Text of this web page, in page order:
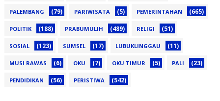
PALEMBANG (79) PARIWISATA (5) PEMERINTAHAN (665)
POLITIK (188) PRABUMULIH (489) RELIGI (51)
SOSIAL (123) SUMSEL (17) LUBUKLINGGAU (11)
MUSI RAWAS (6) OKU (7) OKU TIMUR (5) PALI (23)
PENDIDIKAN (56) PERISTIWA (542)